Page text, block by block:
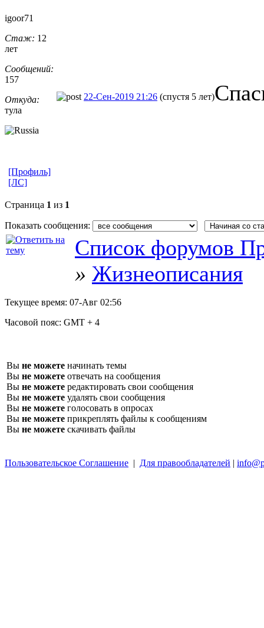
igoor71
Стаж: 12
лет
Сообщений:
157
Откуда:
тула
22-Сен-2019 21:26 (спустя 5 лет)
[Профиль]
[ЛС]
Страница 1 из 1
Показать сообщения:
Список форумов
» Жизнеописания
Текущее время: 07-Авг 02:56
Часовой пояс: GMT + 4
Вы не можете начинать темы
Вы не можете отвечать на сообщения
Вы не можете редактировать свои сообщения
Вы не можете удалять свои сообщения
Вы не можете голосовать в опросах
Вы не можете прикреплять файлы к сообщениям
Вы не можете скачивать файлы
Пользовательское Соглашение | Для правообладателей |